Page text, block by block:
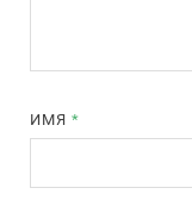
ИМЯ*